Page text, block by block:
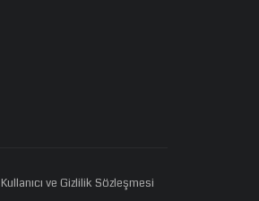
Kullanıcı ve Gizlilik Sözleşmesi